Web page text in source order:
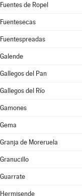
Fuentes de Ropel
Fuentesecas
Fuentespreadas
Galende
Gallegos del Pan
Gallegos del Río
Gamones
Gema
Granja de Moreruela
Granucillo
Guarrate
Hermisende